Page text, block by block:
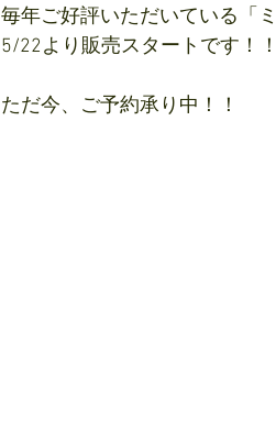
毎年ご好評いただいている「
5/22より販売スタートです！！
ただ今、ご予約承り中！！